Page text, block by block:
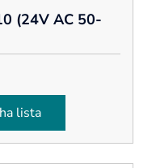
(24V AC 50-
lista